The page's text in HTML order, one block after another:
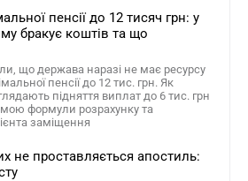
пенсії до 12 тисяч грн: у
бракує коштів та що
що держава наразі не має ресурсу
пенсії до 12 тис. грн. Як
підняття виплат до 6 тис. грн
формули розрахунку та
заміщення
не проставляється апостиль: